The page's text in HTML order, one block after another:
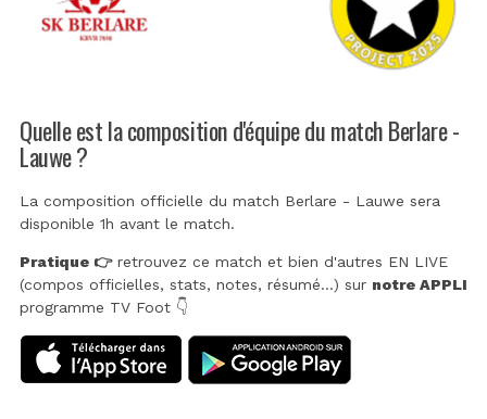
Quelle est la composition d'équipe du match Berlare -
Lauwe ?
La composition officielle du match Berlare - Lauwe sera
disponible 1h avant le match.
Pratique 👉retrouvez ce match et bien d'autres EN LIVE
(compos officielles, stats, notes, résumé...) sur notre APPLI
programme TV Foot 👇